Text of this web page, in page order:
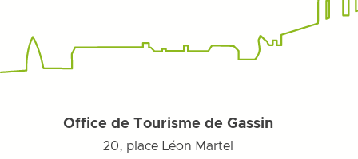
Office de Tourisme de Gassin
20, place Léon Martel